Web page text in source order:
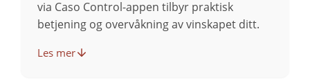
via Caso Control-appen tilbyr praktisk
betjening og overvåkning av vinskapet ditt.
Les mer